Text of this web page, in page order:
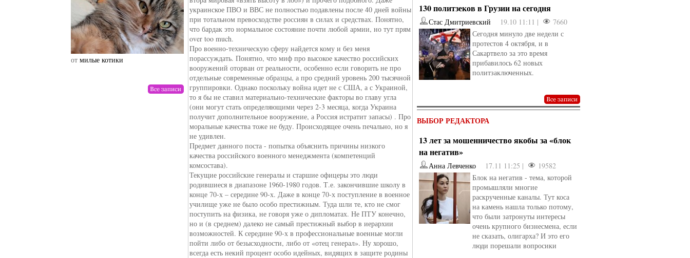
отмилые котики от drunktwi от Наталья Верхова Ирина Иновели от kotyaravesel
украинское ПВО и ВВС не полностью подавлены после 40 дней войны
при тотальном превосходстве россиян в силах и средствах. Понятно,
что бардак это нормальное состояние почти любой армии, но тут прям
over too much.
Про военно-техническую сферу найдется кому и без меня
порассуждать. Понятно, что миф про высокое качество российских
вооружений оторван от реальности, особенно если говорить не про
отдельные современные образцы, а про средний уровень 200 тысячной
группировки. Однако поскольку война идет не с США, а с Украиной,
то я бы не ставил материально-технические факторы во главу угла
(они могут стать определяющими через 2-3 месяца, когда Украина
получит дополнительное вооружение, а Россия истратит запасы) . Про
моральные качества тоже не буду. Происходящее очень печально, но я
не удивлен.
Предмет данного поста - попытка объяснить причины низкого
качества российского военного менеджмента (компетенций
комсостава).
Текущие российские генералы и старшие офицеры это люди
родившиеся в диапазоне 1960-1980 годов. Т.е. закончившие школу в
конце 70-х – середине 90-х. Даже в конце 70-х поступление в военное
училище уже не было особо престижным. Туда шли те, кто не смог
поступить на физика, не говоря уже о дипломатах. Не ПТУ конечно,
но и (в среднем) далеко не самый престижный выбор в иерархии
возможностей. К середине 90-х в профессиональные военные могли
пойти либо от безысходности, либо от «отец генерал». Ну хорошо,
всегда есть некий процент особо идейных, видящих в защите родины
130 политзеков в Грузии на сегодня
Стас Дмитриевский 19.10 11:11 |
7660
Сегодня минуло две недели с
протестов 4 октября, и в
Сакартвело за это время
прибавилось 62 новых
политзаключенных.
ВЫБОР РЕДАКТОРА
13 лет за мошенничество якобы за «блок
на негатив»
Анна Левченко 17.11 11:25 |
19582
Блок на негатив - тема, которой
промышляли многие
раскрученные каналы. Тут коса
на камень нашла только потому,
что были затронуты интересы
очень крупного бизнесмена, если
не сказать, олигарха? И это его
люди порешали вопросики